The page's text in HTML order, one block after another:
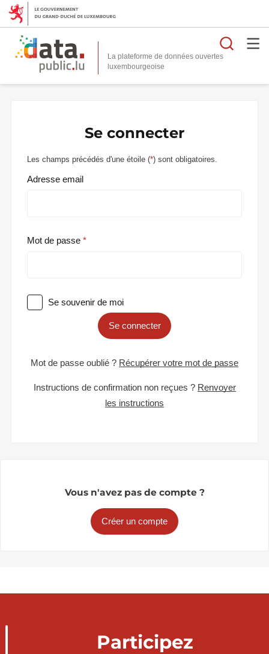
La plateforme de données ouvertes
Se connecter
Les champs précédés d'une étoile (*) sont obligatoires.
Adresse email
Mot de passe
Se souvenir de moi
Se connecter
Mot de passe oublié ? Récupérer votre mot de passe
Instructions de confirmation non reçues ? Renvoyer
les instructions
Vous n'avez pas de compte ?
Créer un compte
Participez